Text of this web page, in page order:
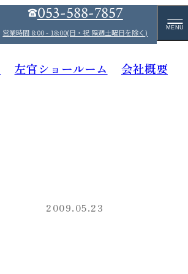
053-588-7857
営業時間 8:00 - 18:00(日・祝 隔週土曜日を除く)
MENU
左官ショールーム 会社概要
2009.05.23